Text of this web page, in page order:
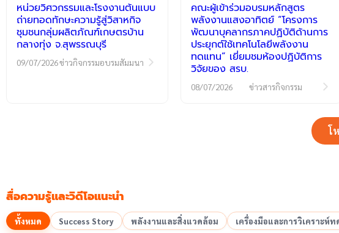
หน่วยวิศวกรรมและโรงงานต้นแบบ
ถ่ายทอดทักษะความรู้สู่วิสาหกิจ
ชุมชนกลุ่มผลิตภัณฑ์เกษตรบ้าน
กลางทุ่ง จ.สุพรรณบุรี
09/07/2026ข่าวกิจกรรมอบรมสัมมนา
คณะผู้เข้าร่วมอบรมหลักสูตร
พลังงานแสงอาทิตย์ “โครงการ
พัฒนาบุคลากรภาคปฏิบัติด้านการ
ประยุกต์ใช้เทคโนโลยีพลังงาน
ทดแทน” เยี่ยมชมห้องปฏิบัติการ
วิจัยของ สรบ.
08/07/2026 ข่าวสารกิจกรรม
โ
สื่อความรู้และวิดีโอแนะนำ
ทั้งหมด Success Story พลังงานและสิ่งแวดล้อม เครื่องมือและการวิเคราะห์